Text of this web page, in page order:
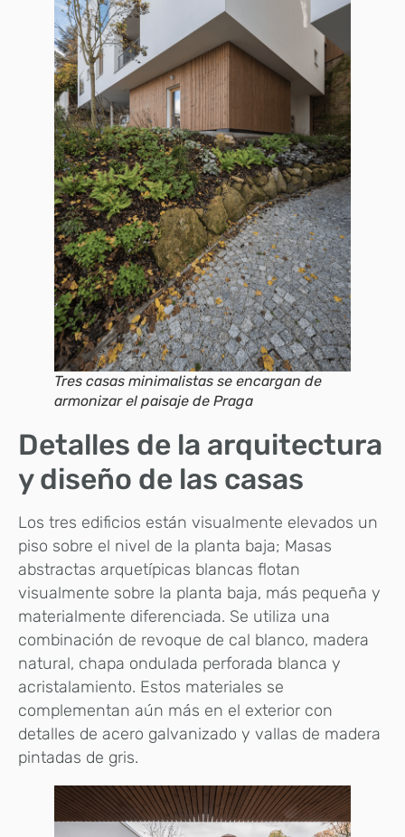
Tres casas minimalistas se encargan de
armonizar el paisaje de Praga
Detalles de la arquitectura
y diseño de las casas
Los tres edificios están visualmente elevados un
piso sobre el nivel de la planta baja; Masas
abstractas arquetípicas blancas flotan
visualmente sobre la planta baja, más pequeña y
materialmente diferenciada. Se utiliza una
combinación de revoque de cal blanco, madera
natural, chapa ondulada perforada blanca y
acristalamiento. Estos materiales se
complementan aún más en el exterior con
detalles de acero galvanizado y vallas de madera
pintadas de gris.